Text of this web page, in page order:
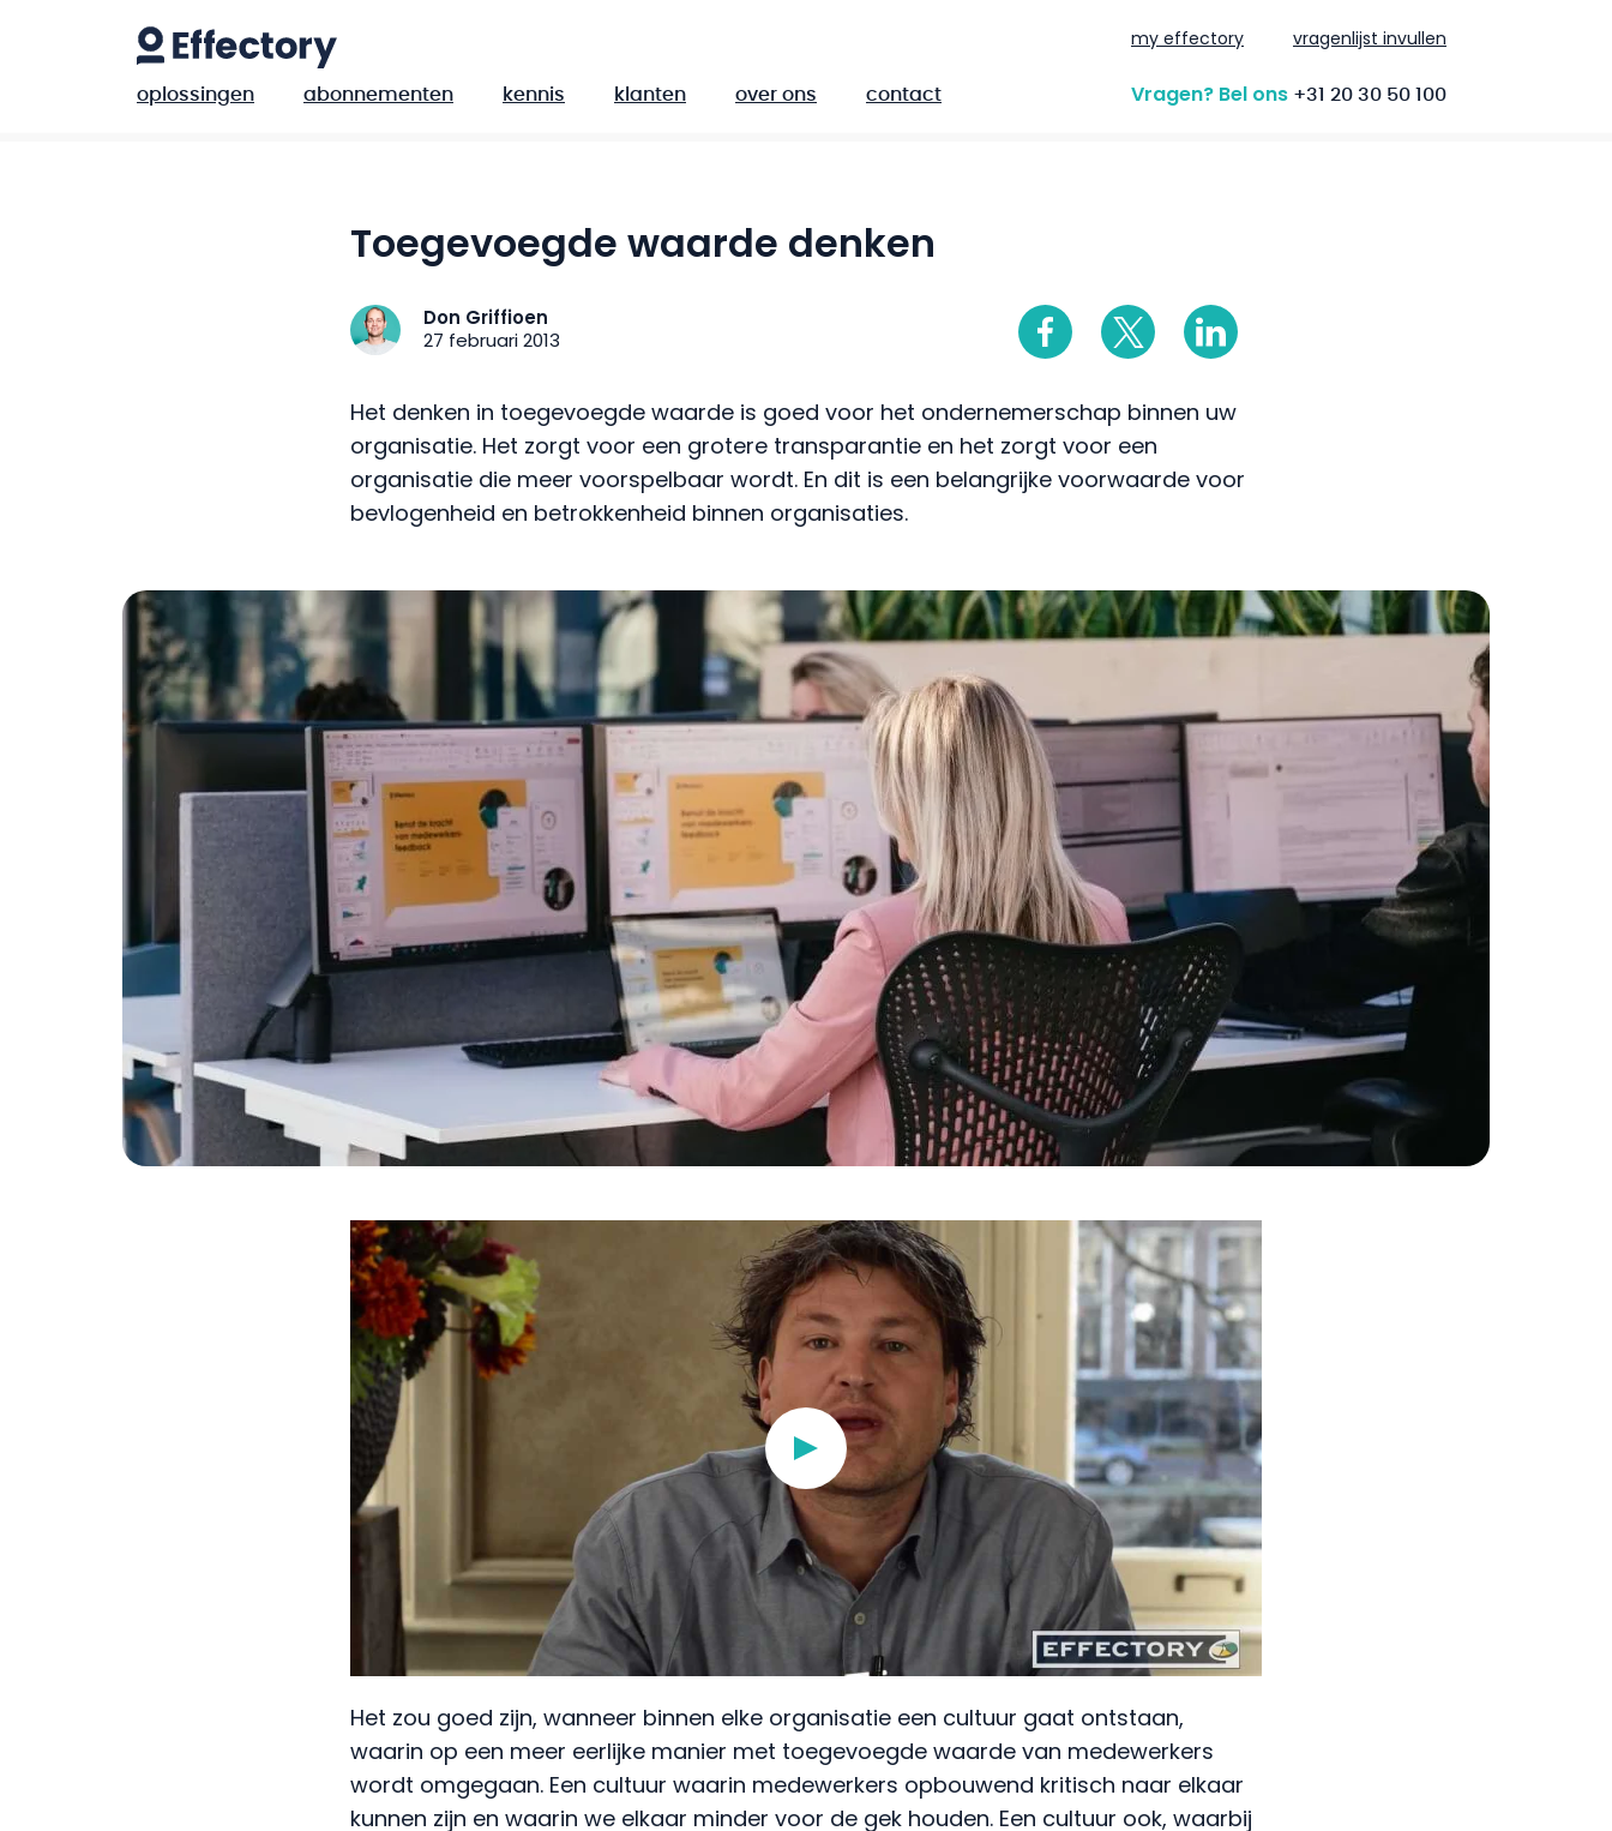
my effectory vragenlijst invullen
oplossingen abonnementen kennis klanten over ons contact Vragen? Bel ons +31 20 30 50 100
Toegevoegde waarde denken
Don Griffioen
27 februari 2013
Het denken in toegevoegde waarde is goed voor het ondernemerschap binnen uw
organisatie. Het zorgt voor een grotere transparantie en het zorgt voor een
organisatie die meer voorspelbaar wordt. En dit is een belangrijke voorwaarde voor
bevlogenheid en betrokkenheid binnen organisaties.
Het zou goed zijn, wanneer binnen elke organisatie een cultuur gaat ontstaan,
waarin op een meer eerlijke manier met toegevoegde waarde van medewerkers
wordt omgegaan. Een cultuur waarin medewerkers opbouwend kritisch naar elkaar
kunnen zijn en waarin we elkaar minder voor de gek houden. Een cultuur ook, waarbij